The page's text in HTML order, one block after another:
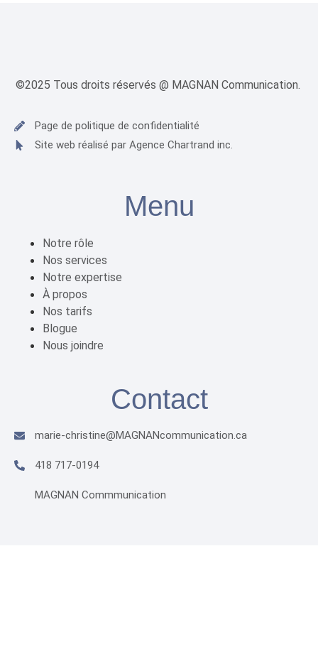
©2025 Tous droits réservés @ MAGNAN Communication.
Page de politique de confidentialité
Site web réalisé par Agence Chartrand inc.
Menu
Notre rôle
Nos services
Notre expertise
À propos
Nos tarifs
Blogue
Nous joindre
Contact
marie-christine@MAGNANcommunication.ca​
418 717-0194
MAGNAN Commmunication